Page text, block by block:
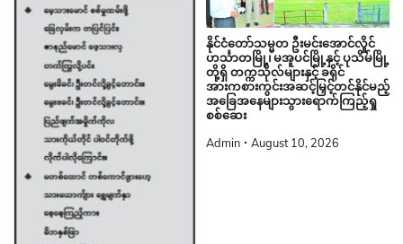
နိုင်ငံတော်သမ္မတ ဦးမင်းအောင်လှိုင်
ဟင်္သာတမြို့၊ မအူပင်မြို့နှင့် ပုသိမ်မြို့
တို့ရှိ တက္ကသိုလ်များနှင့် ခရိုင်
အားကစားကွင်းအဆင့်မြှင့်တင်နိုင်မည့်
အခြေအနေများသွားရောက်ကြည့်ရှု
စစ်ဆေး
Admin August 10, 2026